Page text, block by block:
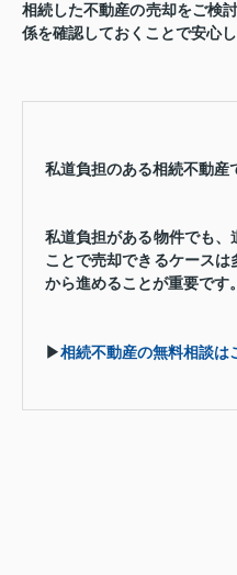
相続した不動産の売却をご検
係を確認しておくことで安心
私道負担のある相続不動産
私道負担がある物件でも、
ことで売却できるケース
から進めることが重要です。
▶相続不動産の無料相談は